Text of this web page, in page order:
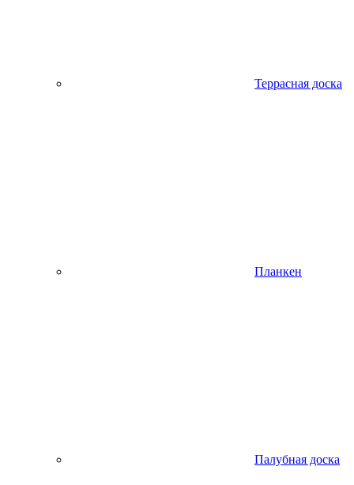
Террасная доска
Планкен
Палубная доска